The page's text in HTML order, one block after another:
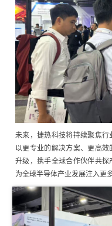
未来，捷热科技将持续聚焦行
以更专业的解决方案、更高
升级，携手全球合作伙伴共探
为全球半导体产业发展注入更